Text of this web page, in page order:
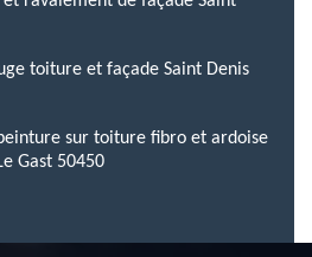
toiture et façade Saint Denis
sur toiture fibro et ardoise
Gast 50450